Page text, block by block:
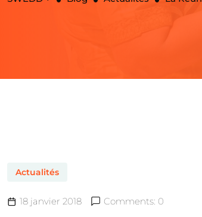
Actualités
18 janvier 2018 Comments: 0